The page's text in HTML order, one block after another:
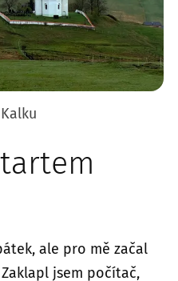
ale pro mě začal
jsem počítač,